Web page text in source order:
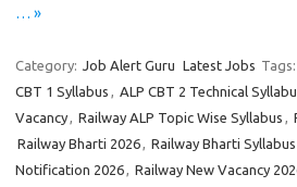
… »
Category: Job Alert Guru Latest Jobs Tags:
CBT 1 Syllabus , ALP CBT 2 Technical
Vacancy, Railway ALP Topic Wise Syllabus ,
Railway Bharti 2026, Railway Bharti
Notification 2026, Railway New Vacancy